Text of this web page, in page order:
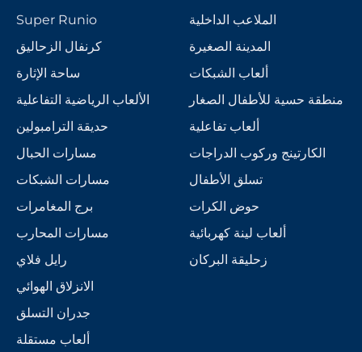
Super Runio
كرنفال الزحاليق
ساحة الإثارة
الألعاب الرياضية التفاعلية
حديقة الترامبولين
مسارات الحبال
مسارات الشبكات
برج المغامرات
مسارات المحارب
رايل فلاي
الانزلاق الهوائي
جدران التسلق
ألعاب مستقلة
الملاعب الداخلية
المدينة الصغيرة
ألعاب الشبكات
منطقة حسية للأطفال الصغار
ألعاب تفاعلية
الكارتينج وركوب الدراجات
تسلق الأطفال
حوض الكرات
ألعاب لينة كهربائية
زحليقة البركان